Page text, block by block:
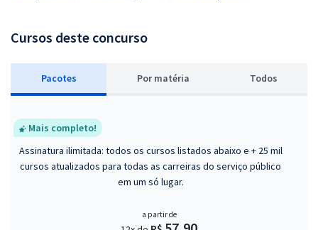
Cursos deste concurso
Pacotes Por matéria Todos
Mais completo!
Assinatura ilimitada: todos os cursos listados abaixo e + 25 mil
cursos atualizados para todas as carreiras do serviço público
em um só lugar.
a partir de